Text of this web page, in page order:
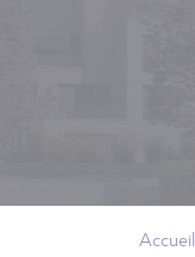
Accueil